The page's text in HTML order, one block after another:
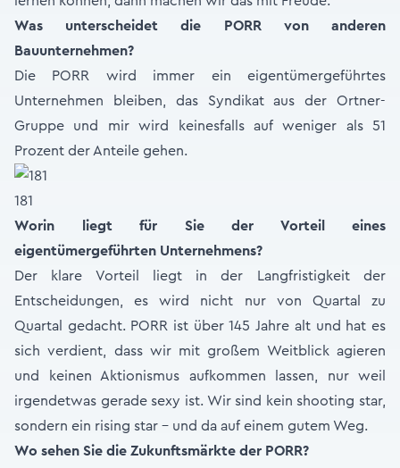
Was unterscheidet die PORR von anderen
Bauunternehmen?
Die PORR wird immer ein eigentümergeführtes
Unternehmen bleiben, das Syndikat aus der Ortner-
Gruppe und mir wird keinesfalls auf weniger als 51
Prozent der Anteile gehen.
181
Worin liegt für Sie der Vorteil eines
eigentümergeführten Unternehmens?
Der klare Vorteil liegt in der Langfristigkeit der
Entscheidungen, es wird nicht nur von Quartal zu
Quartal gedacht. PORR ist über 145 Jahre alt und hat es
sich verdient, dass wir mit großem Weitblick agieren
und keinen Aktionismus aufkommen lassen, nur weil
irgendetwas gerade sexy ist. Wir sind kein shooting star,
sondern ein rising star – und da auf einem gutem Weg.
Wo sehen Sie die Zukunftsmärkte der PORR?